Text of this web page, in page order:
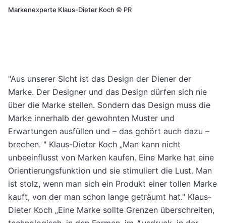
Markenexperte Klaus-Dieter Koch © PR
"Aus unserer Sicht ist das Design der Diener der
Marke. Der Designer und das Design dürfen sich nie
über die Marke stellen. Sondern das Design muss die
Marke innerhalb der gewohnten Muster und
Erwartungen ausfüllen und – das gehört auch dazu –
brechen. " Klaus-Dieter Koch „Man kann nicht
unbeeinflusst von Marken kaufen. Eine Marke hat eine
Orientierungsfunktion und sie stimuliert die Lust. Man
ist stolz, wenn man sich ein Produkt einer tollen Marke
kauft, von der man schon lange geträumt hat." Klaus-
Dieter Koch „Eine Marke sollte Grenzen überschreiten,